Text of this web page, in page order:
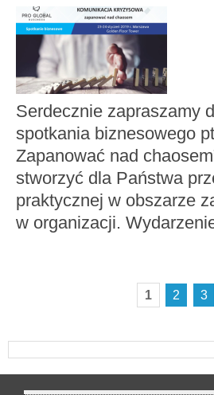
Serdecznie zapraszamy
spotkania biznesowego
Zapanować nad
stworzyć dla Państwa
praktycznej w obszarze
w organizacji.
1 2 3